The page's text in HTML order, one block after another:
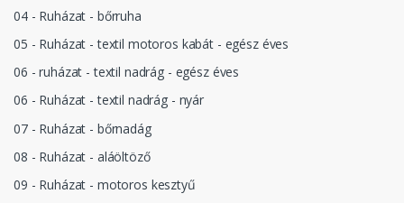
04 - Ruházat - bőrruha
05 - Ruházat - textil motoros kabát - egész éves
06 - ruházat - textil nadrág - egész éves
06 - Ruházat - textil nadrág - nyár
07 - Ruházat - bőrnadág
08 - Ruházat - aláöltöző
09 - Ruházat - motoros kesztyű